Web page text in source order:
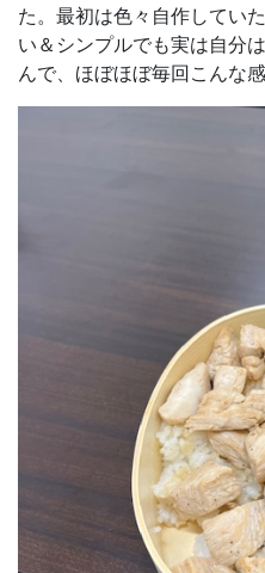
た。最初は色々自作してい
い＆シンプルでも実は自分
んで、ほぼほぼ毎回こんな